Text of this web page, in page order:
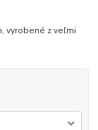
vyrobené z veľmi